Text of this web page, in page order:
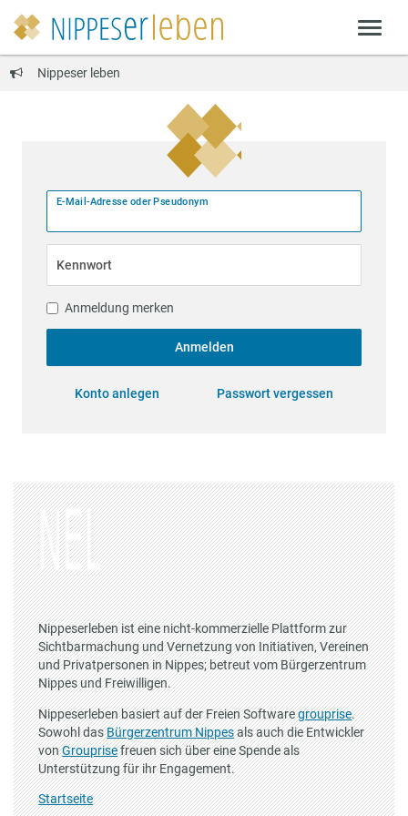
Nippeser leben
E-Mail-Adresse oder Pseudonym
Kennwort
Anmeldung merken
Anmelden
Konto anlegen Passwort vergessen
Nippeserleben ist eine nicht-kommerzielle Plattform zur
Sichtbarmachung und Vernetzung von Initiativen, Vereinen
und Privatpersonen in Nippes; betreut vom Bürgerzentrum
Nippes und Freiwilligen.
Nippeserleben basiert auf der Freien Softwaregrouprise.
Sowohl dasBürgerzentrum Nippesals auch die Entwickler
vonGrouprisefreuen sich über eine Spende als
Unterstützung für ihr Engagement.
Startseite